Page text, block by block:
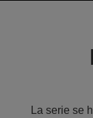
La serie se